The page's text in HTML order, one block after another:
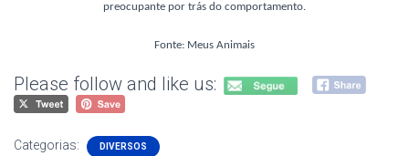
preocupante por trás do comportamento.
Fonte: Meus Animais
Please follow and like us:
Categorias: DIVERSOS